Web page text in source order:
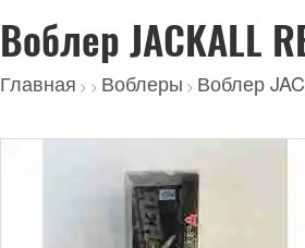
Воблер JACKALL
Главная > > Воблеры > Воблер